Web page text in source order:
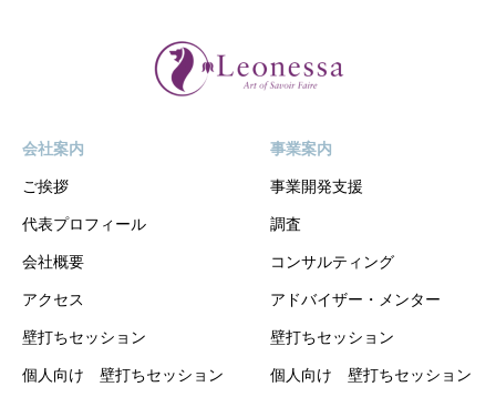
会社案内
ご挨拶
代表プロフィール
会社概要
アクセス
壁打ちセッション
個人向け 壁打ちセッション
事業案内
事業開発支援
調査
コンサルティング
アドバイザー・メンター
壁打ちセッション
個人向け 壁打ちセッション